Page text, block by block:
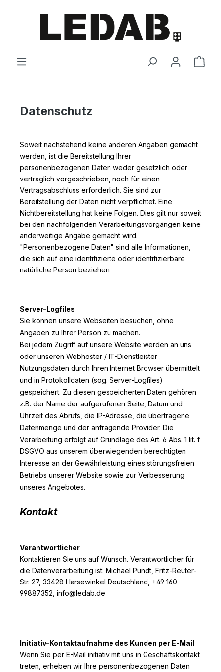
Datenschutz
Soweit nachstehend keine anderen Angaben gemacht
werden, ist die Bereitstellung Ihrer
personenbezogenen Daten weder gesetzlich oder
vertraglich vorgeschrieben, noch für einen
Vertragsabschluss erforderlich. Sie sind zur
Bereitstellung der Daten nicht verpflichtet. Eine
Nichtbereitstellung hat keine Folgen. Dies gilt nur soweit
bei den nachfolgenden Verarbeitungsvorgängen keine
anderweitige Angabe gemacht wird.
"Personenbezogene Daten" sind alle Informationen,
die sich auf eine identifizierte oder identifizierbare
natürliche Person beziehen.
Server-Logfiles
Sie können unsere Webseiten besuchen, ohne
Angaben zu Ihrer Person zu machen.
Bei jedem Zugriff auf unsere Website werden an uns
oder unseren Webhoster / IT-Dienstleister
Nutzungsdaten durch Ihren Internet Browser übermittelt
und in Protokolldaten (sog. Server-Logfiles)
gespeichert. Zu diesen gespeicherten Daten gehören
z.B. der Name der aufgerufenen Seite, Datum und
Uhrzeit des Abrufs, die IP-Adresse, die übertragene
Datenmenge und der anfragende Provider. Die
Verarbeitung erfolgt auf Grundlage des Art. 6 Abs. 1 lit. f
DSGVO aus unserem überwiegenden berechtigten
Interesse an der Gewährleistung eines störungsfreien
Betriebs unserer Website sowie zur Verbesserung
unseres Angebotes.
Kontakt
Verantwortlicher
Kontaktieren Sie uns auf Wunsch. Verantwortlicher für
die Datenverarbeitung ist: Michael Pundt, Fritz-Reuter-
Str. 27, 33428 Harsewinkel Deutschland, +49 160
99887352, info@ledab.de
Initiativ-Kontaktaufnahme des Kunden per E-Mail
Wenn Sie per E-Mail initiativ mit uns in Geschäftskontakt
treten, erheben wir Ihre personenbezogenen Daten